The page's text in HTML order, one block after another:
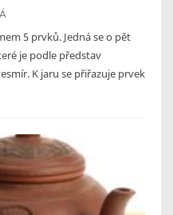
5 prvků. Jedná se o pět
je podle představ
K jaru se přiřazuje prvek